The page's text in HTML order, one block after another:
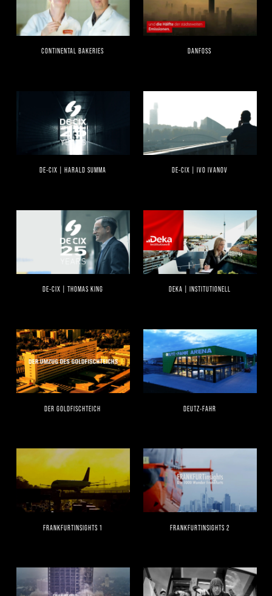
CONTINENTAL BAKERIES DANFOSS
DE-CIX | HARALD SUMMA DE-CIX | IVO IVANOV
DE-CIX | THOMAS KING DEKA | INSTITUTIONELL
DER GOLDFISCHTEICH DEUTZ-FAHR
FRANKFURTINSIGHTS 1 FRANKFURTINSIGHTS 2